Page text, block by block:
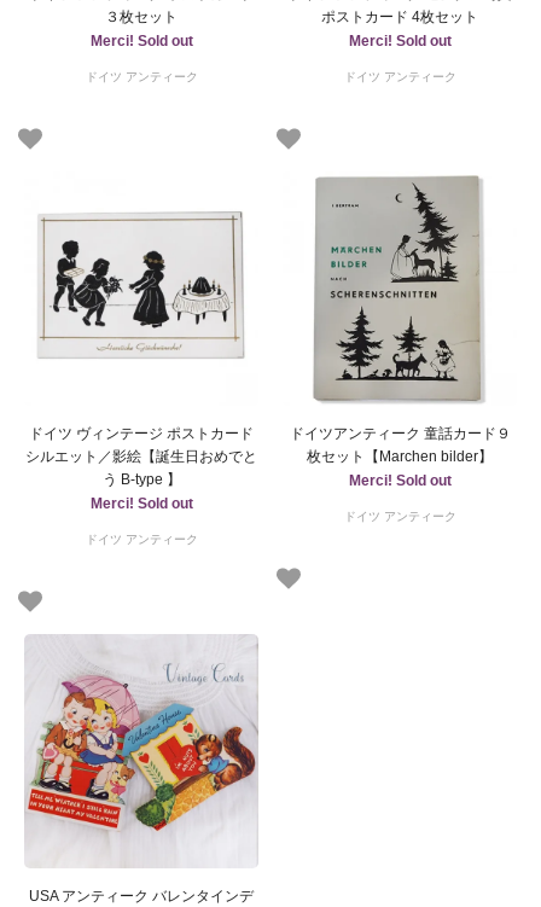
３枚セット
Merci! Sold out
ドイツ アンティーク
ポストカード 4枚セット
Merci! Sold out
ドイツ アンティーク
ドイツ ヴィンテージ ポストカード
シルエット／影絵【誕生日おめでと
う B-type 】
Merci! Sold out
ドイツ アンティーク
ドイツアンティーク 童話カード９
枚セット【Marchen bilder】
Merci! Sold out
ドイツ アンティーク
USA アンティーク バレンタインデ